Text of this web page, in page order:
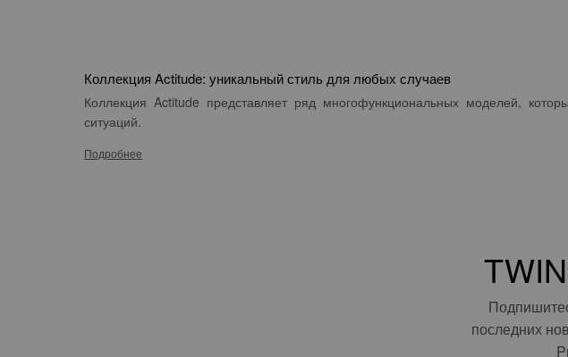
Коллекция Actitude: уникальный стиль для любых случаев
Коллекция Actitude представляет ряд многофункциональных моделей,
ситуаций.
Подробнее
последних